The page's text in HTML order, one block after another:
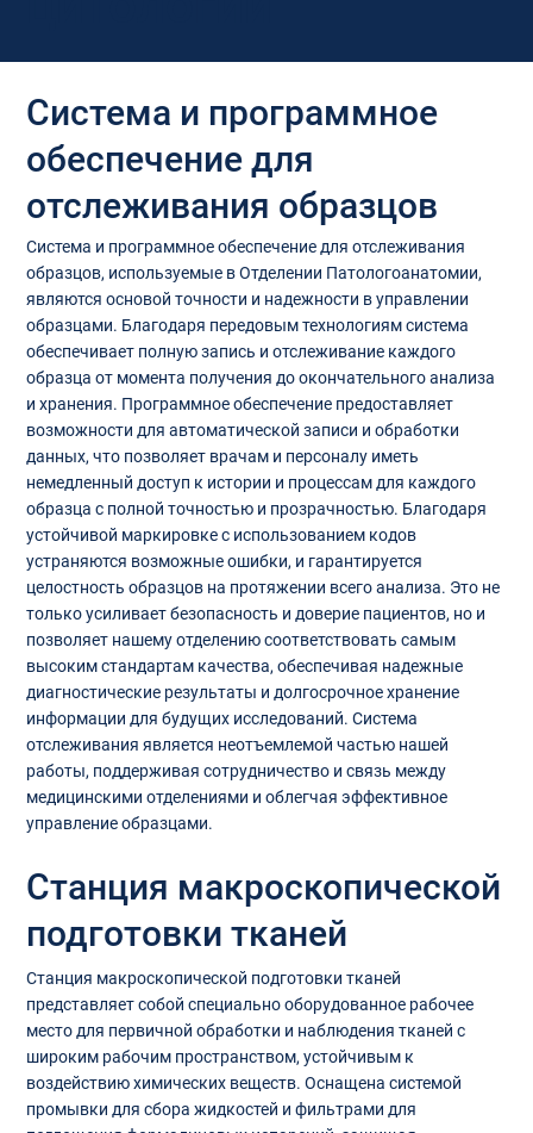
Система и программное
обеспечение для
отслеживания образцов
Система и программное обеспечение для отслеживания
образцов, используемые в Отделении Патологоанатомии,
являются основой точности и надежности в управлении
образцами. Благодаря передовым технологиям система
обеспечивает полную запись и отслеживание каждого
образца от момента получения до окончательного анализа
и хранения. Программное обеспечение предоставляет
возможности для автоматической записи и обработки
данных, что позволяет врачам и персоналу иметь
немедленный доступ к истории и процессам для каждого
образца с полной точностью и прозрачностью. Благодаря
устойчивой маркировке с использованием кодов
устраняются возможные ошибки, и гарантируется
целостность образцов на протяжении всего анализа. Это не
только усиливает безопасность и доверие пациентов, но и
позволяет нашему отделению соответствовать самым
высоким стандартам качества, обеспечивая надежные
диагностические результаты и долгосрочное хранение
информации для будущих исследований. Система
отслеживания является неотъемлемой частью нашей
работы, поддерживая сотрудничество и связь между
медицинскими отделениями и облегчая эффективное
управление образцами.
Станция макроскопической
подготовки тканей
Станция макроскопической подготовки тканей
представляет собой специально оборудованное рабочее
место для первичной обработки и наблюдения тканей с
широким рабочим пространством, устойчивым к
воздействию химических веществ. Оснащена системой
промывки для сбора жидкостей и фильтрами для